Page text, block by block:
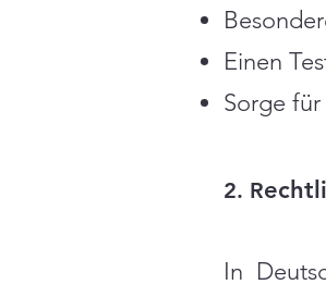
Einen
Sorge
2. R
In